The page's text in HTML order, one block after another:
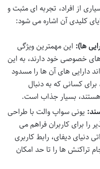
از افراد، تجربه ای مثبت و
کلیدی آن اشاره می شود:
ها): این مهمترین ویژگی
خصوصی خود دارند، به این
دارایی های آن ها را مسدود
کسانی که به دنبال
بسیار جذاب است.
یونی سواپ والت با طراحی
را برای کاربران فراهم می
دنیای دیفای، رابط کاربری
تراکنش ها را تا حد امکان